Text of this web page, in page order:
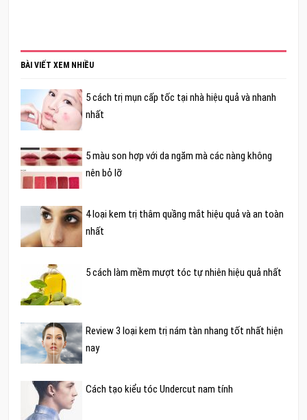
BÀI VIẾT XEM NHIỀU
5 cách trị mụn cấp tốc tại nhà hiệu quả và nhanh
nhất
5 màu son hợp với da ngăm mà các nàng không
nên bỏ lỡ
4 loại kem trị thâm quầng mắt hiệu quả và an toàn
nhất
5 cách làm mềm mượt tóc tự nhiên hiệu quả nhất
Review 3 loại kem trị nám tàn nhang tốt nhất hiện
nay
Cách tạo kiểu tóc Undercut nam tính